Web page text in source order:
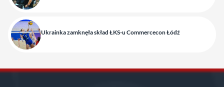
Ukrainka zamknęła skład ŁKS-u Commercecon Łódź